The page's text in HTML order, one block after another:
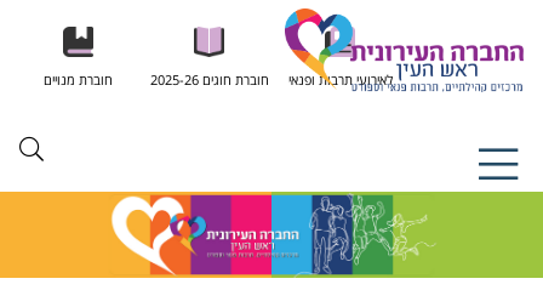
לאירועי תרבות ופנאי חוברת חוגים 2025-26 חוברת מנויים